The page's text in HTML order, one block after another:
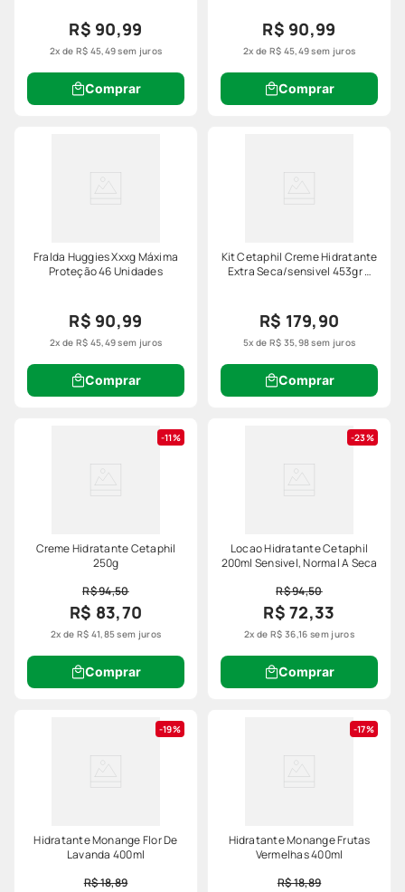
R$ 90,99
2x de R$ 45,49sem juros
Comprar
R$ 90,99
2x de R$ 45,49sem juros
Comprar
Fralda Huggies Xxxg Máxima
Proteção 46 Unidades
R$ 90,99
2x de R$ 45,49sem juros
Comprar
Kit Cetaphil Creme Hidratante
Extra Seca/sensivel 453gr +
R$ 179,90
5x de R$ 35,98sem juros
Comprar
11%
Creme Hidratante Cetaphil
250g
R$ 94,50
R$ 83,70
2x de R$ 41,85sem juros
Comprar
23%
Locao Hidratante Cetaphil
200ml Sensivel, Normal A Seca
R$ 94,50
R$ 72,33
2x deR$ 36,16 sem juros
Comprar
19%
Hidratante Monange Flor De
Lavanda 400ml
R$ 18,89
17%
Hidratante Monange Frutas
Vermelhas 400ml
R$ 18,89